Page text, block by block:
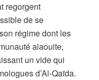
regorgent
de se
régime dont les
alaouite,
un vide qui
d’Al-Qaïda.